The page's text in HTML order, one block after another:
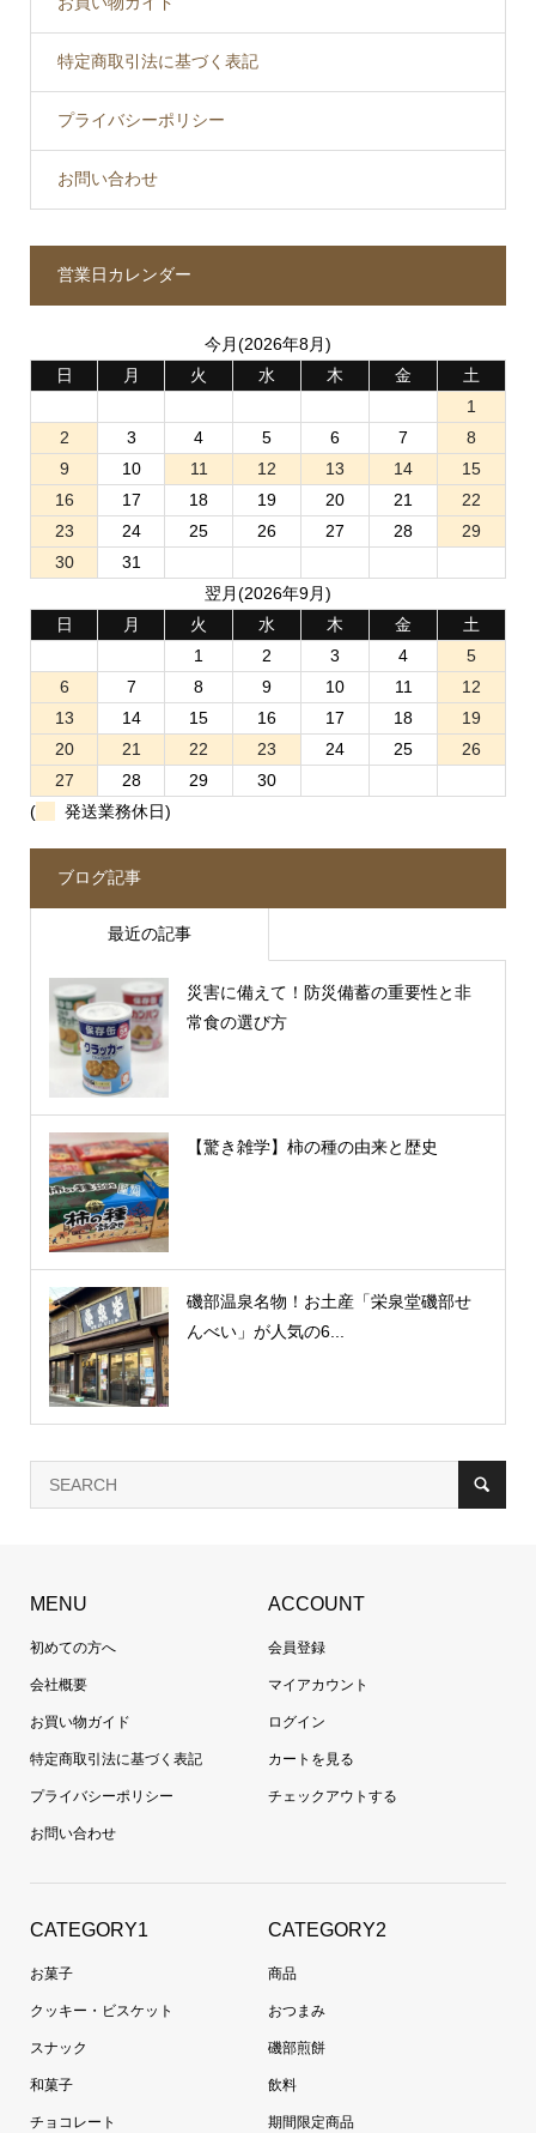
特定商取引法に基づく表記
プライバシーポリシー
お問い合わせ
営業日カレンダー
今月(2026年8月)
日
月 火 水 木 金
土
1
2
3 4 5 6 7
8
9
10 11 12 13 14
15
16
17 18 19 20 21
22
23
24 25 26 27 28
29
30
31
翌月(2026年9月)
日
月 火 水 木 金
土
1
2 3 4
5
6
7 8 9 10 11
12
13
14 15 16 17 18
19
20
21 22 23 24 25
26
27
28 29
30
(
発送業務休日)
ブログ記事
最近の記事
災害に備えて！防災備蓄の重要性と非
常食の選び方
【驚き雑学】柿の種の由来と歴史
磯部温泉名物！お土産「栄泉堂磯部せ
んべい」が人気の6...
MENU
初めての方へ
会社概要
お買い物ガイド
特定商取引法に基づく表記
プライバシーポリシー
お問い合わせ
ACCOUNT
会員登録
マイアカウント
ログイン
カートを見る
チェックアウトする
CATEGORY1
お菓子
クッキー・ビスケット
スナック
和菓子
チョコレート
CATEGORY2
商品
おつまみ
磯部煎餅
飲料
期間限定商品